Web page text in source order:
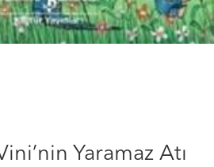
Yaramaz Atı